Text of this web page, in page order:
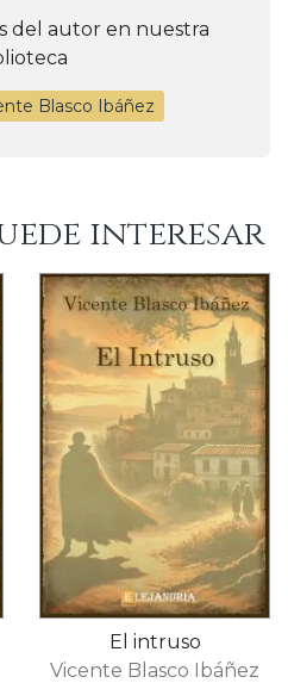
del autor en nuestra
Blasco Ibáñez
interesar
El intruso
Vicente Blasco Ibáñez